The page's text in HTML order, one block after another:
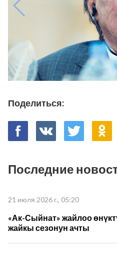
Поделиться:
Последние
21 июля 2026 г., 05:20
«Ак-Сыйнат» жайлоо
жайкы сезонун ачты